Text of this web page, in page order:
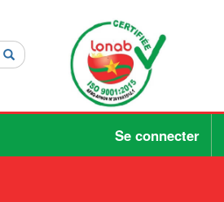
Rechercher
Se connecter